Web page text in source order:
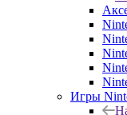
Игры